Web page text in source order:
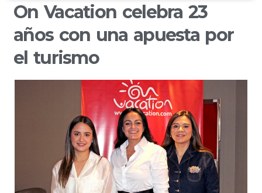
On Vacation celebra 23
años con una apuesta por
el turismo